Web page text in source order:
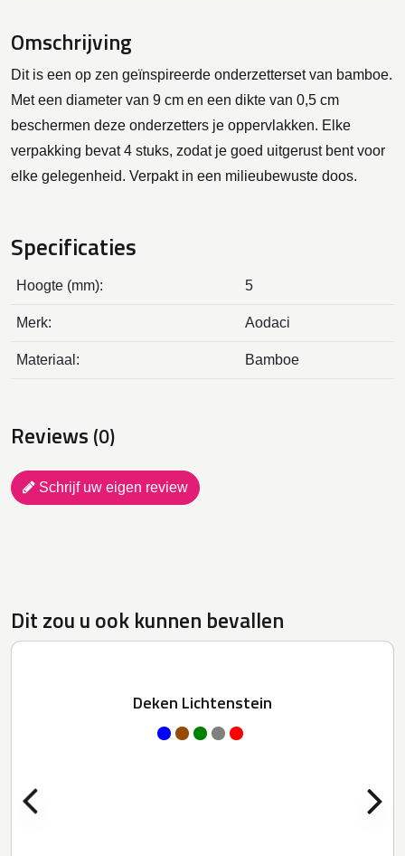
Omschrijving
Dit is een op zen geïnspireerde onderzetterset van bamboe.
Met een diameter van 9 cm en een dikte van 0,5 cm
beschermen deze onderzetters je oppervlakken. Elke
verpakking bevat 4 stuks, zodat je goed uitgerust bent voor
elke gelegenheid. Verpakt in een milieubewuste doos.
Specificaties
Hoogte (mm): 5
Merk: Aodaci
Materiaal: Bamboe
Reviews (0)
Schrijf uw eigen review
Dit zou u ook kunnen bevallen
Deken Lichtenstein